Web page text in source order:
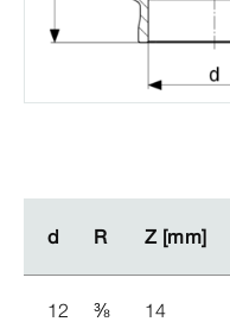
d R Z [mm]
d R Z [mm]
12 ⅜ 14